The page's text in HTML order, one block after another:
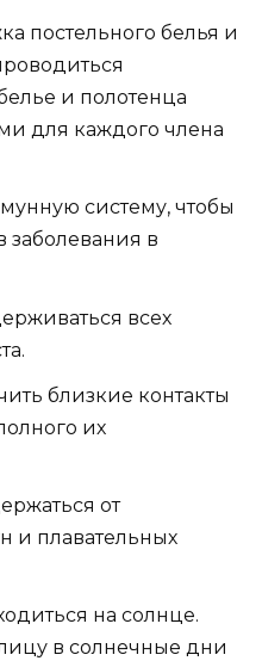
постельного белья и
и полотенца
для каждого члена
систему, чтобы
заболевания в
всех
близкие контакты
их
от
и плавательных
на солнце.
в солнечные дни